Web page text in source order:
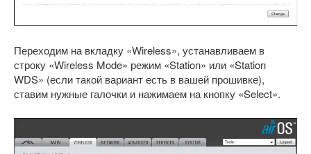
Переходим на вкладку «Wireless», устанавливаем в
строку «Wireless Mode» режим «Station» или «Station
WDS» (если такой вариант есть в вашей прошивке),
ставим нужные галочки и нажимаем на кнопку «Select».